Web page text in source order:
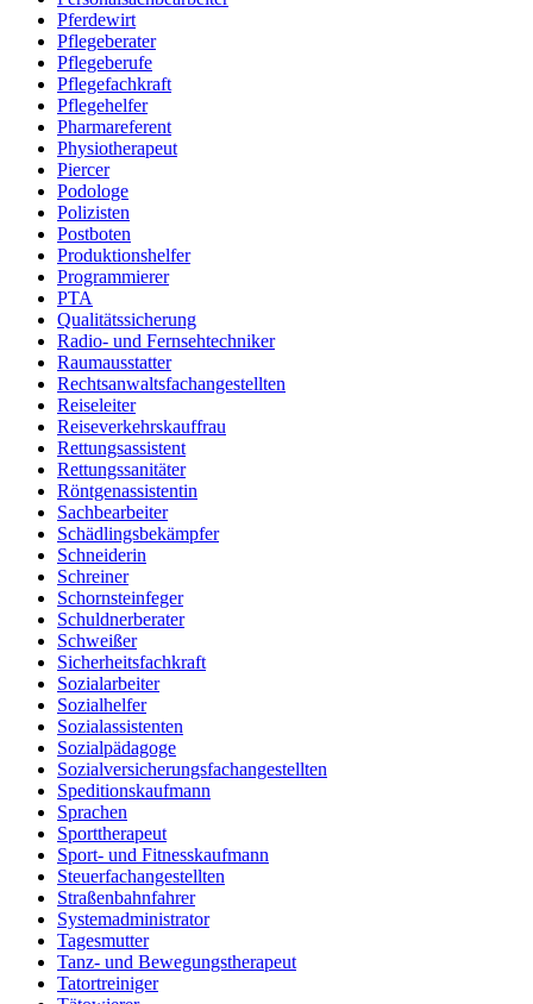
Pferdewirt
Pflegeberater
Pflegeberufe
Pflegefachkraft
Pflegehelfer
Pharmareferent
Physiotherapeut
Piercer
Podologe
Polizisten
Postboten
Produktionshelfer
Programmierer
PTA
Qualitätssicherung
Radio- und Fernsehtechniker
Raumausstatter
Rechtsanwaltsfachangestellten
Reiseleiter
Reiseverkehrskauffrau
Rettungsassistent
Rettungssanitäter
Röntgenassistentin
Sachbearbeiter
Schädlingsbekämpfer
Schneiderin
Schreiner
Schornsteinfeger
Schuldnerberater
Schweißer
Sicherheitsfachkraft
Sozialarbeiter
Sozialhelfer
Sozialassistenten
Sozialpädagoge
Sozialversicherungsfachangestellten
Speditionskaufmann
Sprachen
Sporttherapeut
Sport- und Fitnesskaufmann
Steuerfachangestellten
Straßenbahnfahrer
Systemadministrator
Tagesmutter
Tanz- und Bewegungstherapeut
Tatortreiniger